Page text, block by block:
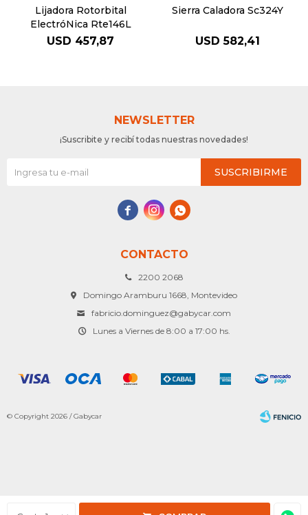
Lijadora Rotorbital
ElectróNica Rte146L
USD 457,87
Sierra Caladora Sc324Y
USD 582,41
CONTACTO
2200 2068
Domingo Aramburu 1668, Montevideo
fabricio.dominguez@gabycar.com
Lunes a Viernes de 8:00 a 17:00 hs.
NEWSLETTER
¡Suscribite y recibí todas nuestras novedades!
SUSCRIBIRME
  
© Copyright 2026 / Gabycar
Fenicio